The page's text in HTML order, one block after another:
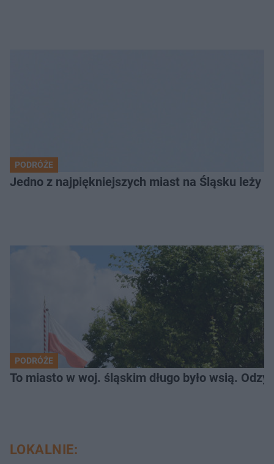
PODRÓŻE
Jedno z najpiękniejszych miast na Śląsku leży
PODRÓŻE
To miasto w woj. śląskim długo było wsią.
LOKALNIE: